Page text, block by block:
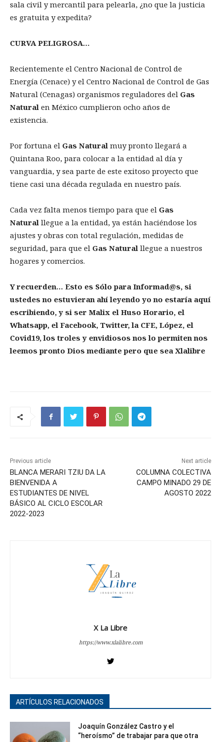
sala civil y mercantil para pelearla, ¿no que la justicia
es gratuita y expedita?
CURVA PELIGROSA…
Recientemente el Centro Nacional de Control de
Energía (Cenace) y el Centro Nacional de Control de Gas
Natural (Cenagas) organismos reguladores del Gas
Natural en México cumplieron ocho años de
existencia.
Por fortuna el Gas Natural muy pronto llegará a
Quintana Roo, para colocar a la entidad al día y
vanguardia, y sea parte de este exitoso proyecto que
tiene casi una década regulada en nuestro país.
Cada vez falta menos tiempo para que el Gas
Natural llegue a la entidad, ya están haciéndose los
ajustes y obras con total regulación, medidas de
seguridad, para que el Gas Natural llegue a nuestros
hogares y comercios.
Y recuerden… Esto es Sólo para Informad@s, si
ustedes no estuvieran ahí leyendo yo no estaría aquí
escribiendo, y si ser Malix el Huso Horario, el
Whatsapp, el Facebook, Twitter, la CFE, López, el
Covid19, los troles y envidiosos nos lo permiten nos
leemos pronto Dios mediante pero que sea Xlalibre
Previous article
BLANCA MERARI TZIU DA LA
BIENVENIDA A
ESTUDIANTES DE NIVEL
BÁSICO AL CICLO ESCOLAR
2022-2023
Next article
COLUMNA COLECTIVA
CAMPO MINADO 29 DE
AGOSTO 2022
X La Libre
https://www.xlalibre.com
ARTÍCULOS RELACIONADOS
Joaquín González Castro y el
“heroísmo” de trabajar para que otra